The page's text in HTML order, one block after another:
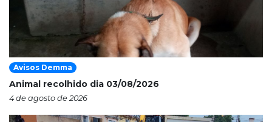
Avisos Demma
Animal recolhido dia 03/08/2026
4 de agosto de 2026